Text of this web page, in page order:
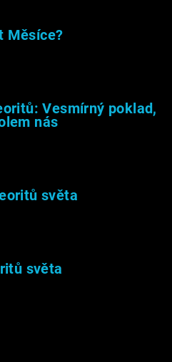
Měsíce?
Vesmírný poklad,
nás
světa
světa